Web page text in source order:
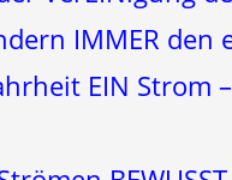
IMMER den
EIN Strom